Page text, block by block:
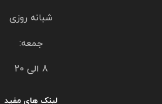
شبانه روزی
جمعه:
8 الی 20
لینک های مفید